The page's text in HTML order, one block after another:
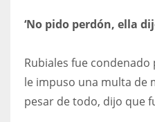
‘No pido perdón, ella
Rubiales fue
le impuso una multa de
pesar de todo, dijo que